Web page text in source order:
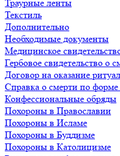
Траурные ленты
Текстиль
Дополнительно
Необходимые документы
Медицинское
Гербовое свидетельство о
Договор на оказание
Справка о смерти по форме
Конфессиональные обряды
Похороны в Православии
Похороны в Исламе
Похороны в Буддизме
Похороны в Католицизме